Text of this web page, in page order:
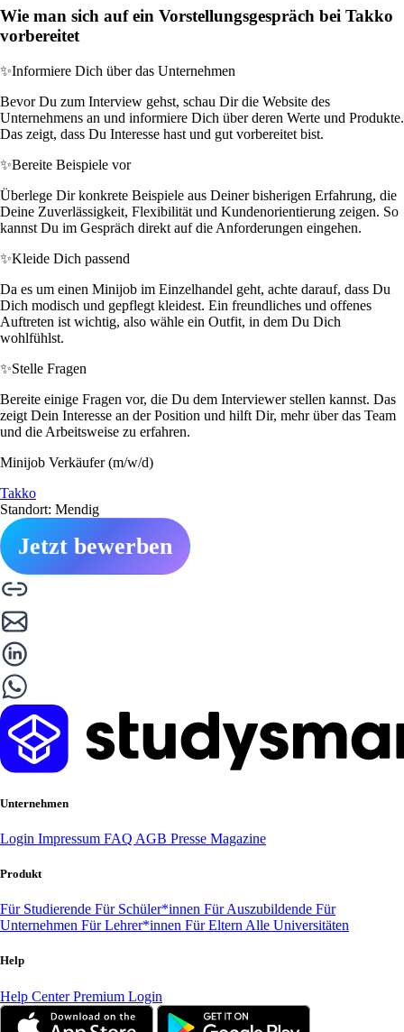
Wie man sich auf ein Vorstellungsgespräch bei Takko
vorbereitet
✨Informiere Dich über das Unternehmen
Bevor Du zum Interview gehst, schau Dir die Website des
Unternehmens an und informiere Dich über deren Werte und Produkte.
Das zeigt, dass Du Interesse hast und gut vorbereitet bist.
✨Bereite Beispiele vor
Überlege Dir konkrete Beispiele aus Deiner bisherigen Erfahrung, die
Deine Zuverlässigkeit, Flexibilität und Kundenorientierung zeigen. So
kannst Du im Gespräch direkt auf die Anforderungen eingehen.
✨Kleide Dich passend
Da es um einen Minijob im Einzelhandel geht, achte darauf, dass Du
Dich modisch und gepflegt kleidest. Ein freundliches und offenes
Auftreten ist wichtig, also wähle ein Outfit, in dem Du Dich
wohlfühlst.
✨Stelle Fragen
Bereite einige Fragen vor, die Du dem Interviewer stellen kannst. Das
zeigt Dein Interesse an der Position und hilft Dir, mehr über das Team
und die Arbeitsweise zu erfahren.
Minijob Verkäufer (m/w/d)
Takko
Standort: Mendig
Jetzt bewerben
Unternehmen
Login Impressum FAQ AGB Presse Magazine
Produkt
Für Studierende Für Schüler*innen Für Auszubildende Für
Unternehmen Für Lehrer*innen Für Eltern Alle Universitäten
Help
Help CenterPremium Login